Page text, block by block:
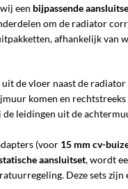
een bijpassende
om de radiator
afhankelijk van
de vloer naast de radiator
komen en
leidingen uit de
(voor 15 mm cv-
aansluitset, wordt
Deze sets zijn